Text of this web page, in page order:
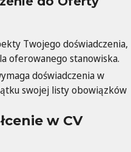
Twojego doświadczenia,
oferowanego stanowiska.
doświadczenia w
swojej listy obowiązków
w CV